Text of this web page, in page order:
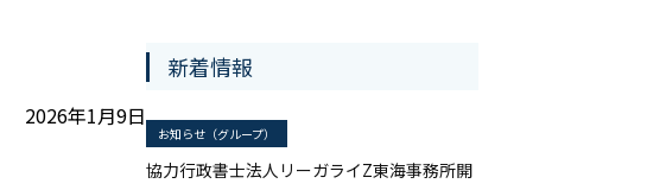
2026年1月9日
新着情報
お知らせ（グループ）
協力行政書士法人リーガライZ東海事務所開